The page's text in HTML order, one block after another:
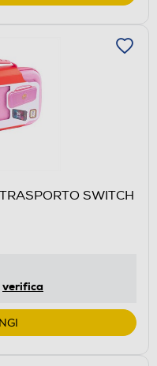
SWITCH
verifica